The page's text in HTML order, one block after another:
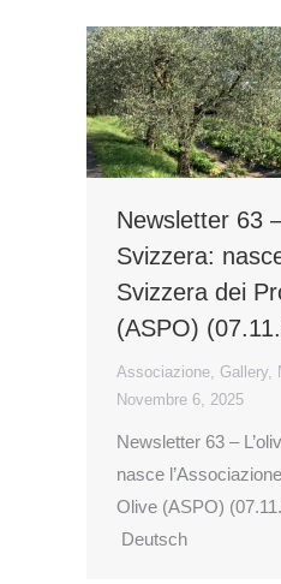
Newsletter 63
Svizzera:
Svizzera dei
(ASPO)
Associazione, Gallery,
Novembre 6, 2025
Newsletter 63 –
nasce
Olive (ASPO)
Deutsch